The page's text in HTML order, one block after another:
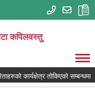
कपिलवस्तु
कार्यक्षेत्र तोकिएको सम्बन्धमा ।